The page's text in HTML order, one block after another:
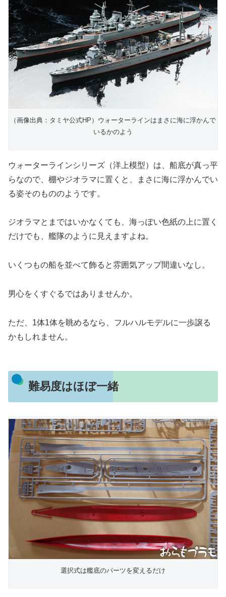
（画像出典：タミヤ公式HP）ウォーターラインはまさに海に浮かんで
いるかのよう
ウォーターラインシリーズ（洋上模型）は、船底が真っ平
らなので、棚やジオラマに置くと、まさに海に浮かんでい
る姿そのもののようです。
ジオラマとまではいかなくても、海っぽい色紙の上に置く
だけでも、艦隊のように見えますよね。
いくつもの船を並べて飾ると雰囲気アップ間違いなし。
男心をくすぐるではありませんか。
ただ、1体1体を眺めるなら、フルハルモデルに一歩譲る
かもしれません。
難易度はほぼ一緒
選択式は艦底のパーツを変えるだけ